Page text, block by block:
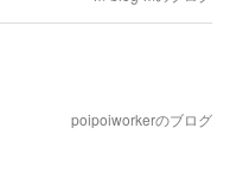
poipoiworkerのブログ